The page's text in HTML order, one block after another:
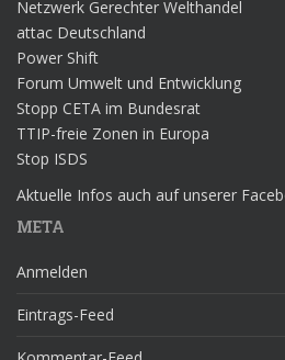
Netzwerk Gerechter Welthandel
attac Deutschland
Power Shift
Forum Umwelt und Entwicklung
Stopp CETA im Bundesrat
TTIP-freie Zonen in Europa
Stop ISDS
Aktuelle Infos auch auf unserer
META
Anmelden
Eintrags-Feed